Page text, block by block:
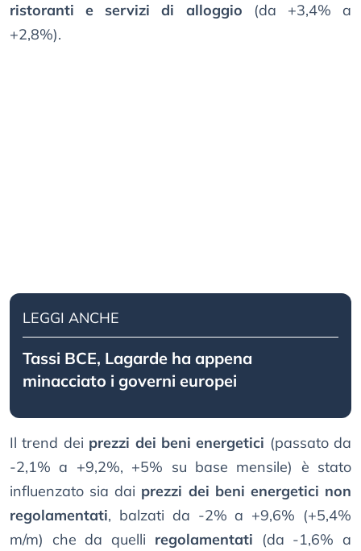
ristoranti e servizi di alloggio (da +3,4% a
+2,8%).
LEGGI ANCHE
Tassi BCE, Lagarde ha appena
minacciato i governi europei
Il trend dei prezzi dei beni energetici (passato da
-2,1% a +9,2%, +5% su base mensile) è stato
influenzato sia dai prezzi dei beni energetici non
regolamentati, balzati da -2% a +9,6% (+5,4%
m/m) che da quelli regolamentati (da -1,6% a